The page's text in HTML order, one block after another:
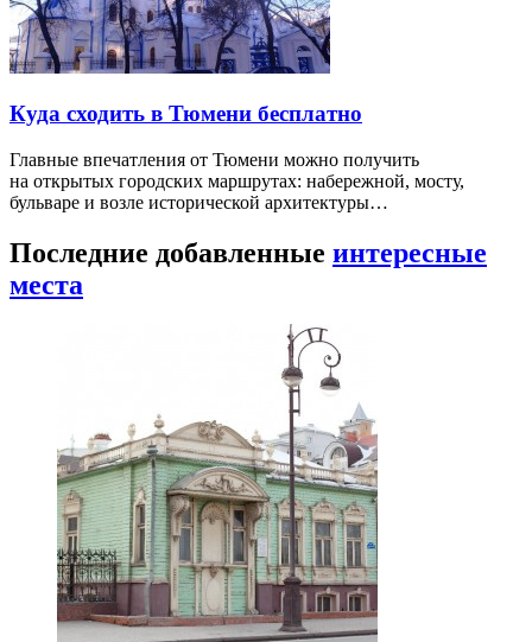
Куда сходить в Тюмени бесплатно
Главные впечатления от Тюмени можно получить
на открытых городских маршрутах: набережной, мосту,
бульваре и возле исторической архитектуры…
Последние добавленные интересные
места